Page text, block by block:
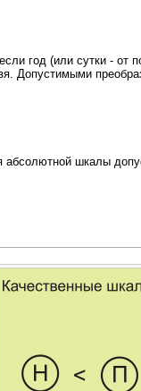
год (или сутки -
Допустимыми
шкалы